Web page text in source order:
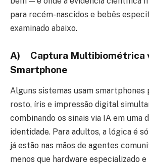
para recém-nascidos e bebês
examinado abaixo.
A) Captura Multibiométrica
Smartphone
Alguns sistemas usam smartphones
rosto, íris e impressão digital
combinando os sinais via IA em uma
identidade. Para adultos, a lógica é
já estão nas mãos de agentes
menos que hardware especializado